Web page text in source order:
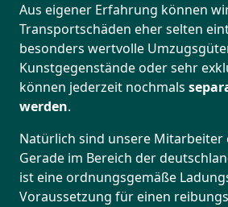
Aus eigener Erfahrung können
Transportschäden eher selten
besonders wertvolle
Kunstgegenstände oder sehr
können jederzeit nochmals
werden.
Natürlich sind unsere Mitarbeiter
Gerade im Bereich der
ist eine ordnungsgemäße
Voraussetzung für einen